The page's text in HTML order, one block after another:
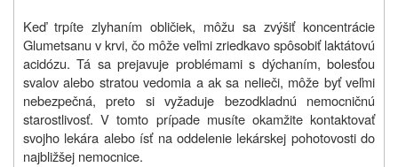
Keď trpíte zlyhaním obličiek, môžu sa zvýšiť koncentrácie
Glumetsanu v krvi, čo môže veľmi zriedkavo spôsobiť laktátovú
acidózu. Tá sa prejavuje problémami s dýchaním, bolesťou
svalov alebo stratou vedomia a ak sa nelieči, môže byť veľmi
nebezpečná, preto si vyžaduje bezodkladnú nemocničnú
starostlivosť. V tomto prípade musíte okamžite kontaktovať
svojho lekára alebo ísť na oddelenie lekárskej pohotovosti do
najbližšej nemocnice.